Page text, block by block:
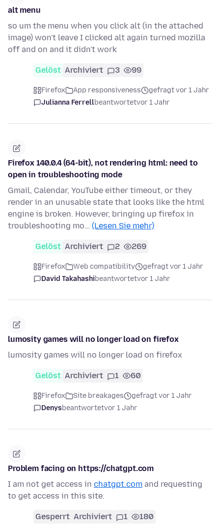
alt menu
so um the menu when you click alt (in the attached
image) won't leave I clicked alt again turned mozilla
off and on and it didn't work
Gelöst Archiviert 3 99
Firefox App responsiveness
gefragt vor 1 Jahr
Julianna Ferrellbeantwortetvor 1 Jahr
Firefox 140.0.4 (64-bit), not rendering html: need to
open in troubleshooting mode
Gmail, Calendar, YouTube either timeout, or they
render in an unusable state that looks like the html
engine is broken. However, bringing up firefox in
troubleshooting mo… (Lesen Sie mehr)
Gelöst Archiviert 2 269
Firefox Web compatibility
gefragt vor 1 Jahr
David Takahashibeantwortetvor 1 Jahr
lumosity games will no longer load on firefox
lumosity games will no longer load on firefox
Gelöst Archiviert 1 60
Firefox Site breakages
gefragt vor 1 Jahr
Denysbeantwortetvor 1 Jahr
Problem facing on https://chatgpt.com
I am not get access in chatgpt.com and requesting
to get access in this site.
Gesperrt Archiviert 1 180